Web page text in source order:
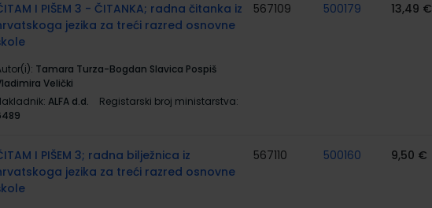
I PIŠEM 3 - ČITANKA; radna čitanka iz
jezika za treći razred osnovne
Tamara Turza-Bogdan Slavica Pospiš
Velički
ALFA d.d.
Registarski broj ministarstva:
567109 500179 13,49 €
I PIŠEM 3; radna bilježnica iz
jezika za treći razred osnovne
567110 500160 9,50 €